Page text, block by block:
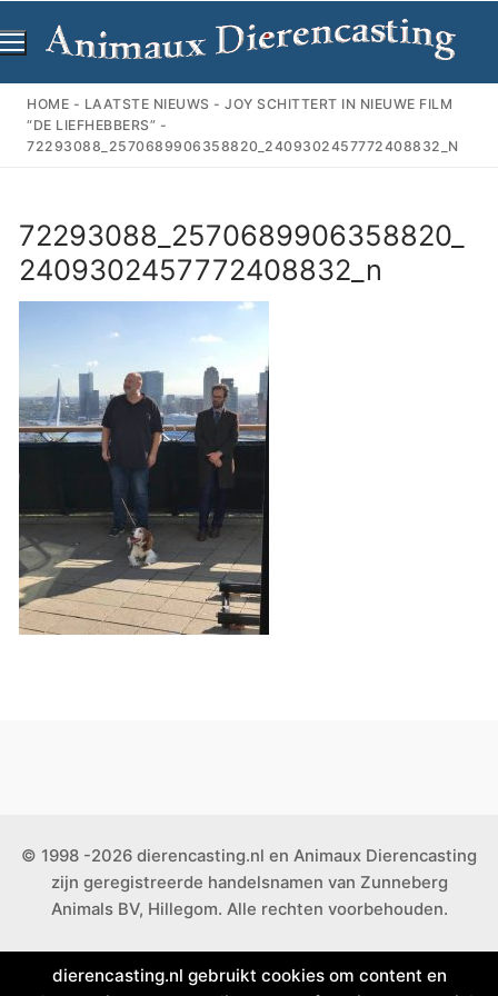
naar
inhoud
HOME - LAATSTE NIEUWS -JOY SCHITTERT IN NIEUWE FILM
“DE LIEFHEBBERS” -
72293088_2570689906358820_2409302457772408832_N
72293088_2570689906358820_
2409302457772408832_n
© 1998 -2026 dierencasting.nl en Animaux Dierencasting
zijn geregistreerde handelsnamen van Zunneberg
Animals BV, Hillegom. Alle rechten voorbehouden.
dierencasting.nl gebruikt cookies om content en